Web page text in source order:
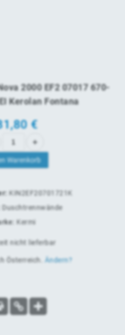
2000 EF2 07017 670-
Kerolan Fontana
€
Warenkorb
KIN2EF20701721K
Duschtrennwände
Kermi
nicht lieferbar
Österreich Ändern?